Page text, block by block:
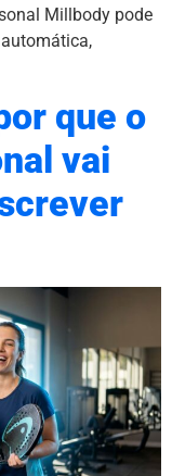
Millbody pode
que o
vai